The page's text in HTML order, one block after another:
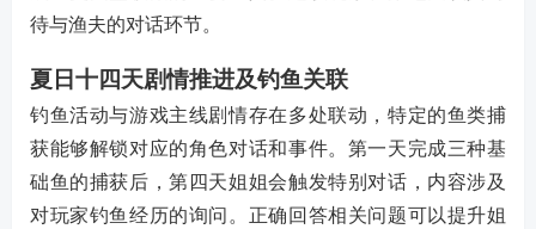
待与渔夫的对话环节。
夏日十四天剧情推进及钓鱼关联
钓鱼活动与游戏主线剧情存在多处联动，特定的鱼类捕
获能够解锁对应的角色对话和事件。第一天完成三种基
础鱼的捕获后，第四天姐姐会触发特别对话，内容涉及
对玩家钓鱼经历的询问。正确回答相关问题可以提升姐